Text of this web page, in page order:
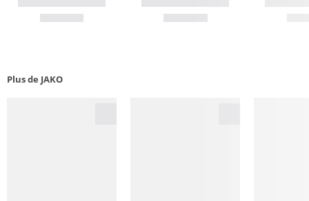
Plus de JAKO